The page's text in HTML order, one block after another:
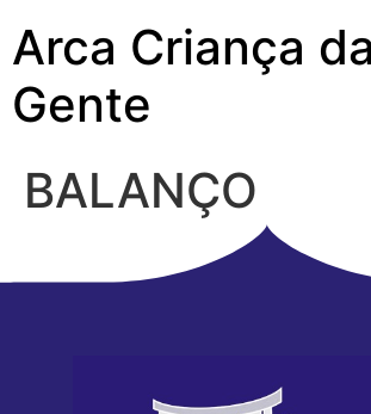
Arca Criança da
Gente
BALANÇO
PATRIMONIAL